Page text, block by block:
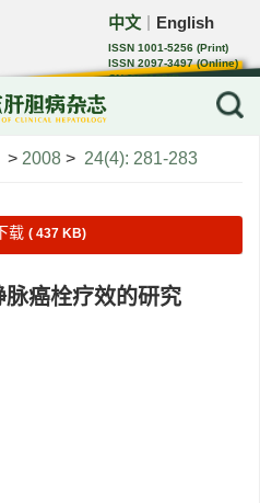
中文 English
ISSN 1001-5256 (Print)
ISSN 2097-3497 (Online)
CN 22-1108/R
> 2008 > 24(4): 281-283
载 ( 437 KB)
癌栓疗效的研究